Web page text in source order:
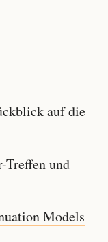
auf die
und
Models